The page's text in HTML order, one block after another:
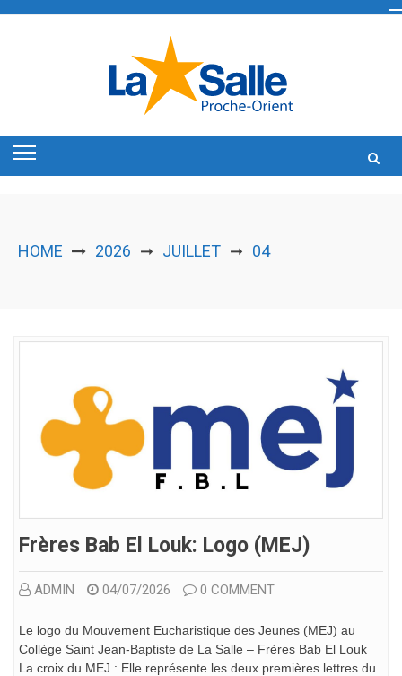
HOME 2026 ➞ JUILLET ➞ 04
Frères Bab El Louk: Logo (MEJ)
ADMIN 04/07/2026 0 COMMENT
Le logo du Mouvement Eucharistique des Jeunes (MEJ) au
Collège Saint Jean-Baptiste de La Salle – Frères Bab El Louk
La croix du MEJ : Elle représente les deux premières lettres du